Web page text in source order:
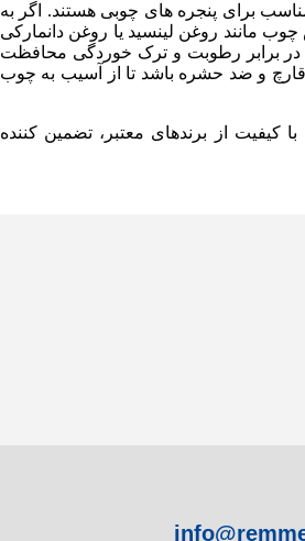
برای پنجره های چوبی هستند. اگر به
مانند روغن لینسید یا روغن دانمارکی
در برابر رطوبت و ترک خوردگی محافظت
قارچ و ضد حشره باشد تا از آسیب به چوب
کیفیت از برندهای معتبر، تضمین کننده